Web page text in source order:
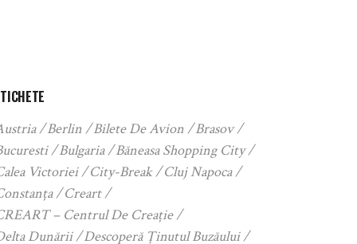
Berlin Bilete De Avion
Brasov
Bulgaria
Băneasa Shopping City
Victoriei
City-Break
Cluj Napoca
Creart
– Centrul De Creație
Dunării
Descoperă Ținutul Buzăului